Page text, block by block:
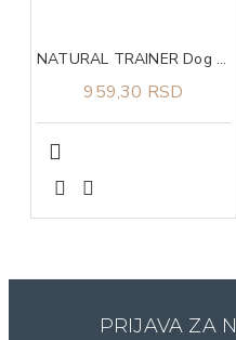
NATURAL TRAINER Dog sa svežom piletinom za štence i mlade pse malih rasa 800g
959,30 RSD
PRIJAVA ZA